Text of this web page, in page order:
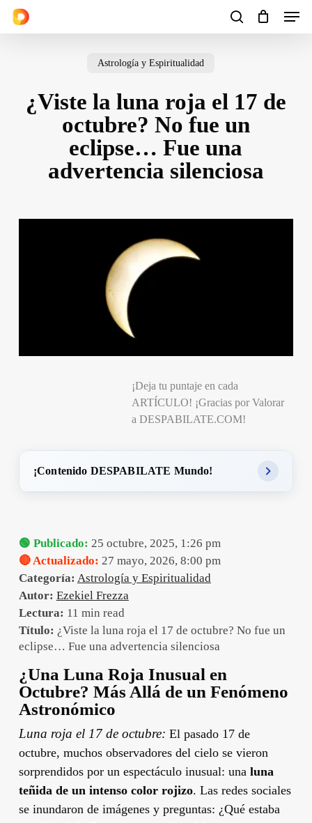
Skip
search
Menu
Cart Close
Astrología y Espiritualidad
¿Viste la luna roja el 17 de
octubre? No fue un
eclipse… Fue una
advertencia silenciosa
¡Deja tu puntaje en cada
ARTÍCULO! ¡Gracias por Valorar
a DESPABILATE.COM!
¡Contenido DESPABILATE Mundo!
🟢 Publicado: 25 octubre, 2025, 1:26 pm
🔴 Actualizado: 27 mayo, 2026, 8:00 pm
Categoría: Astrología y Espiritualidad
Autor: Ezekiel Frezza
Lectura: 11 min read
Título: ¿Viste la luna roja el 17 de octubre? No fue un
eclipse… Fue una advertencia silenciosa
¿Una Luna Roja Inusual en
Octubre? Más Allá de un Fenómeno
Astronómico
Luna roja el 17 de octubre: El pasado 17 de
octubre, muchos observadores del cielo se vieron
sorprendidos por un espectáculo inusual: una luna
teñida de un intenso color rojizo. Las redes sociales
se inundaron de imágenes y preguntas: ¿Qué estaba